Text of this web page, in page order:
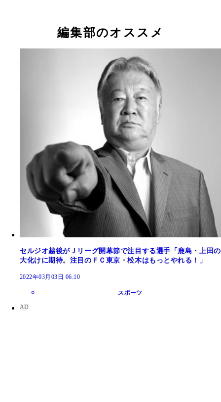
は約１８０ｃｍまで伸びた
編集部のオススメ
セルジオ越後がＪリーグ開幕節で注目する選手「鹿島・上田の
大化けに期待。注目のＦＣ東京・松木はもっとやれる！」
2022年03月03日 06:10
スポーツ